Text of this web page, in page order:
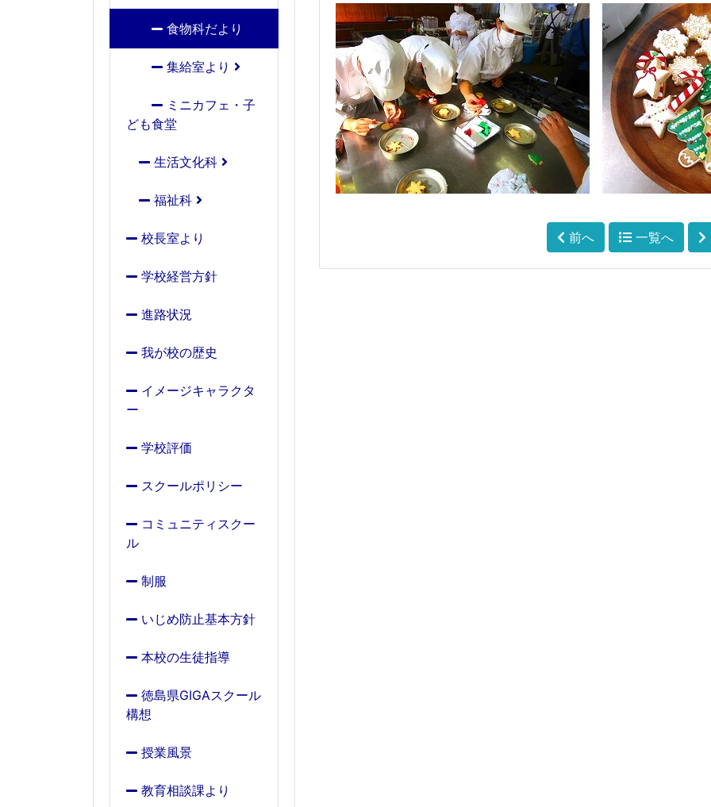
食物科だより
集給室より
ミニカフェ・子
ども食堂
生活文化科
福祉科
校長室より
学校経営方針
進路状況
我が校の歴史
イメージキャラクタ
ー
学校評価
スクールポリシー
コミュニティスクー
ル
制服
いじめ防止基本方針
本校の生徒指導
徳島県GIGAスクール
構想
授業風景
教育相談課より
前へ 一覧へ